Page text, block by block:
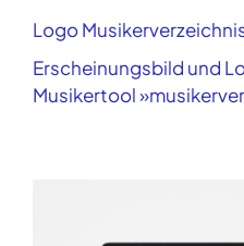
Logo
Erscheinungsbild und
Musikertool